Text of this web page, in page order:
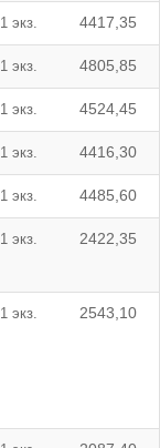
1 экз. 4417,35
1 экз. 4805,85
1 экз. 4524,45
1 экз. 4416,30
1 экз. 4485,60
1 экз. 2422,35
1 экз. 2543,10